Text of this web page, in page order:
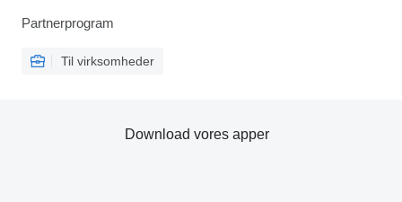
Partnerprogram
Til virksomheder
Download vores apper